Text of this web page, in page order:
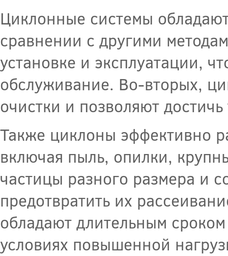
Циклонные системы
сравнении с другими
установке и эксплуатации,
обслуживание. Во-вторых,
очистки и позволяют
Также циклоны эффективно
включая пыль, опилки,
частицы разного размера и
предотвратить их
обладают длительным
условиях повышенной